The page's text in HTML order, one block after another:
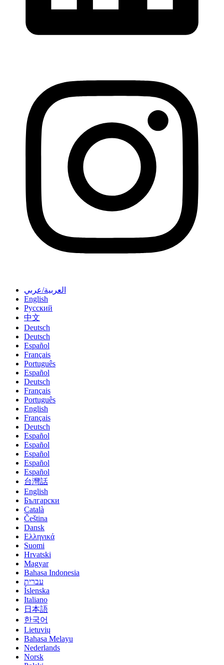
العربية/عربي
English
Русский
中文
Deutsch
Deutsch
Español
Français
Português
Español
Deutsch
Français
Português
English
Français
Deutsch
Español
Español
Español
Español
Español
台灣話
English
Български
Català
Čeština
Dansk
Eλληνικά
Suomi
Hrvatski
Magyar
Bahasa Indonesia
עברית
Íslenska
Italiano
日本語
한국어
Lietuvių
Bahasa Melayu
Nederlands
Norsk